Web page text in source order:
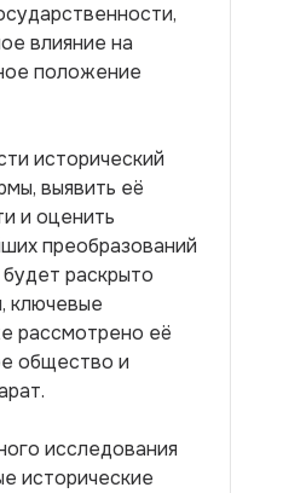
влияние на
положение
исторический
выявить её
и оценить
преобразований
раскрыто
ключевые
рассмотрено её
общество и
исследования
исторические